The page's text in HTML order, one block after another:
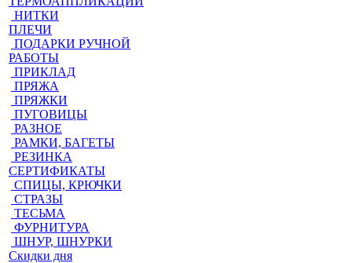
НИТКИ
ПЛЕЧИ
ПОДАРКИ РУЧНОЙ
РАБОТЫ
ПРИКЛАД
ПРЯЖА
ПРЯЖКИ
ПУГОВИЦЫ
РАЗНОЕ
РАМКИ, БАГЕТЫ
РЕЗИНКА
СЕРТИФИКАТЫ
СПИЦЫ, КРЮЧКИ
СТРАЗЫ
ТЕСЬМА
ФУРНИТУРА
ШНУР, ШНУРКИ
Скидки дня